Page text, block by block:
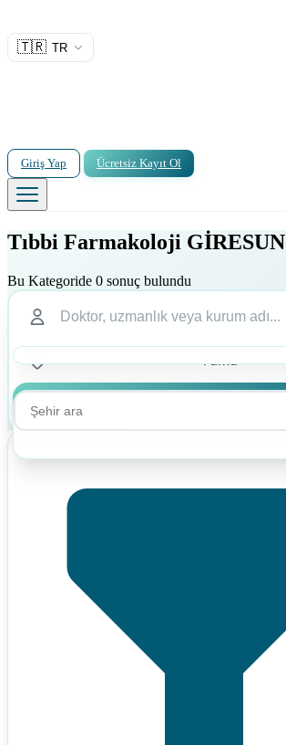
🇹🇷 TR
Giriş Yap Ücretsiz Kayıt Ol
Tıbbi Farmakoloji GİRESUN
Bu Kategoride 0 sonuç bulundu